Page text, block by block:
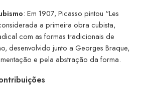
: Em 1907, Picasso pintou “Les
a primeira obra cubista,
com as formas tradicionais de
desenvolvido junto a Georges Braque,
e pela abstração da forma.